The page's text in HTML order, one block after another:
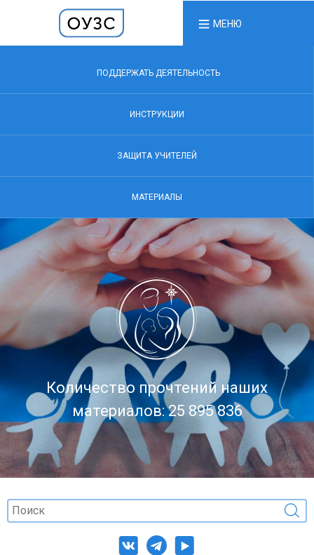
МЕНЮ
ПОДДЕРЖАТЬ ДЕЯТЕЛЬНОСТЬ
ИНСТРУКЦИИ
ЗАЩИТА УЧИТЕЛЕЙ
МАТЕРИАЛЫ
Количество прочтений наших
материалов: 25 895 836